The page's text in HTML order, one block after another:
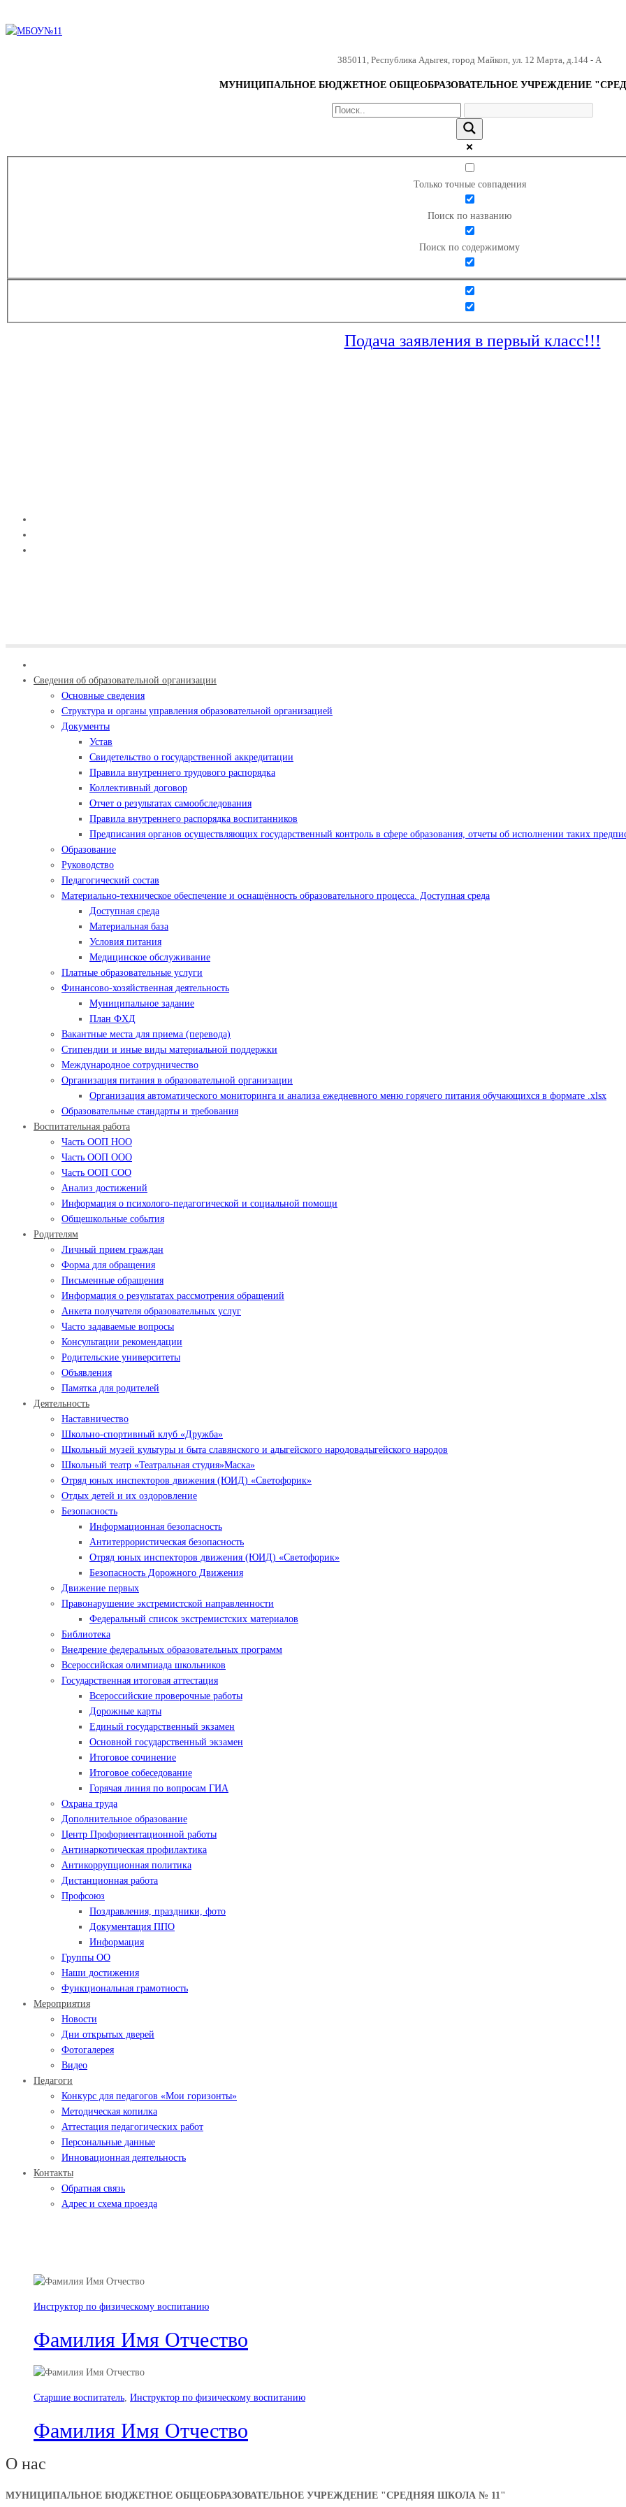
385011, Республика Адыгея, город Майкоп, ул. 12 Марта, д.144 - А
МУНИЦИПАЛЬНОЕ БЮДЖЕТНОЕ ОБЩЕОБРАЗОВАТЕЛЬНОЕ УЧРЕЖДЕНИЕ
Только точные совпадения
Поиск по названию
Поиск по содержимому
Подача заявления в первый класс!!!
Сведения об образовательной организации
Основные сведения
Структура и органы управления образовательной организацией
Документы
Устав
Свидетельство о государственной аккредитации
Правила внутреннего трудового распорядка
Коллективный договор
Отчет о результатах самообследования
Правила внутреннего распорядка воспитанников
Предписания органов осуществляющих государственный контроль в сфере образования, отчеты об исполнении таких
Образование
Руководство
Педагогический состав
Материально-техническое обеспечение и оснащённость образовательного процесса. Доступная среда
Доступная среда
Материальная база
Условия питания
Медицинское обслуживание
Платные образовательные услуги
Финансово-хозяйственная деятельность
Муниципальное задание
План ФХД
Вакантные места для приема (перевода)
Стипендии и иные виды материальной поддержки
Международное сотрудничество
Организация питания в образовательной организации
Организация автоматического мониторинга и анализа ежедневного меню горячего питания обучающихся в формате .xlsx
Образовательные стандарты и требования
Воспитательная работа
Часть ООП НОО
Часть ООП ООО
Часть ООП СОО
Анализ достижений
Информация о психолого-педагогической и социальной помощи
Общешкольные события
Родителям
Личный прием граждан
Форма для обращения
Письменные обращения
Информация о результатах рассмотрения обращений
Анкета получателя образовательных услуг
Часто задаваемые вопросы
Консультации рекомендации
Родительские университеты
Объявления
Памятка для родителей
Деятельность
Наставничество
Школьно-спортивный клуб «Дружба»
Школьный музей культуры и быта славянского и адыгейского народовадыгейского народов
Школьный театр «Театральная студия»Маска»
Отряд юных инспекторов движения (ЮИД) «Светофорик»
Отдых детей и их оздоровление
Безопасность
Информационная безопасность
Антитеррористическая безопасность
Отряд юных инспекторов движения (ЮИД) «Светофорик»
Безопасность Дорожного Движения
Движение первых
Правонарушение экстремистской направленности
Федеральный список экстремистских материалов
Библиотека
Внедрение федеральных образовательных программ
Всероссийская олимпиада школьников
Государственная итоговая аттестация
Всероссийские проверочные работы
Дорожные карты
Единый государственный экзамен
Основной государственный экзамен
Итоговое сочинение
Итоговое собеседование
Горячая линия по вопросам ГИА
Охрана труда
Дополнительное образование
Центр Профориентационной работы
Антинаркотическая профилактика
Антикоррупционная политика
Дистанционная работа
Профсоюз
Поздравления, праздники, фото
Документация ППО
Информация
Группы ОО
Наши достижения
Функциональная грамотность
Мероприятия
Новости
Дни открытых дверей
Фотогалерея
Видео
Педагоги
Конкурс для педагогов «Мои горизонты»
Методическая копилка
Аттестация педагогических работ
Персональные данные
Инновационная деятельность
Контакты
Обратная связь
Адрес и схема проезда
Инструктор по физическому воспитанию
Фамилия Имя Отчество
Старшие воспитатель, Инструктор по физическому воспитанию
Фамилия Имя Отчество
О нас
МУНИЦИПАЛЬНОЕ БЮДЖЕТНОЕ ОБЩЕОБРАЗОВАТЕЛЬНОЕ УЧРЕЖДЕНИЕ "СРЕДНЯЯ ШКОЛА № 11"